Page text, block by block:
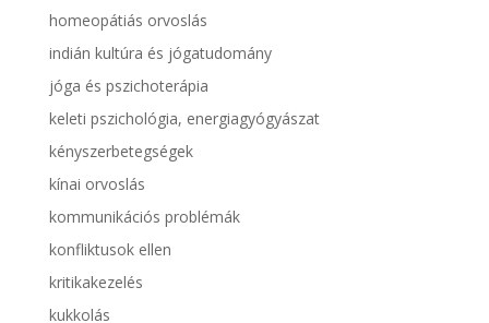
homeopátiás orvoslás
indián kultúra és jógatudomány
jóga és pszichoterápia
keleti pszichológia, energiagyógyászat
kényszerbetegségek
kínai orvoslás
kommunikációs problémák
konfliktusok ellen
kritikakezelés
kukkolás